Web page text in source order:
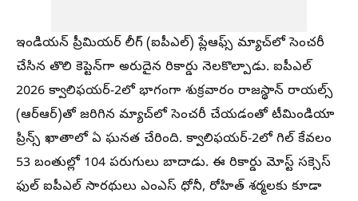
ఇండియన్ ప్రీమియర్ లీగ్ (ఐపీఎల్) ప్లేఆఫ్స్ మ్యాచ్‌లో సెంచరీ
చేసిన తొలి కెప్టెన్‌గా అరుదైన రికార్డు నెలకొల్పాడు. ఐపీఎల్
2026 క్వాలిఫయర్-2లో భాగంగా శుక్రవారం రాజస్థాన్ రాయల్స్‌
(ఆర్ఆర్)తో జరిగిన మ్యాచ్‌లో సెంచరీ చేయడంతో టీమిండియా
ప్రిన్స్ ఖాతాలో ఏ ఘనత చేరింది. క్వాలిఫయర్-2లో గిల్ కేవలం
53 బంతుల్లో 104 పరుగులు బాదాడు. ఈ రికార్డు మోస్ట్ సక్సెస్
ఫుల్ ఐపీఎల్ సారథులు ఎంఎస్ ధోనీ, రోహిత్ శర్మలకు కూడా